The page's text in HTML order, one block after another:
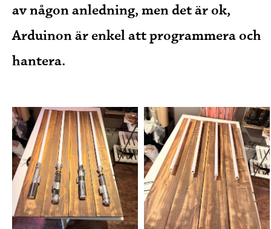
av någon anledning, men det är ok,
Arduinon är enkel att programmera och
hantera.